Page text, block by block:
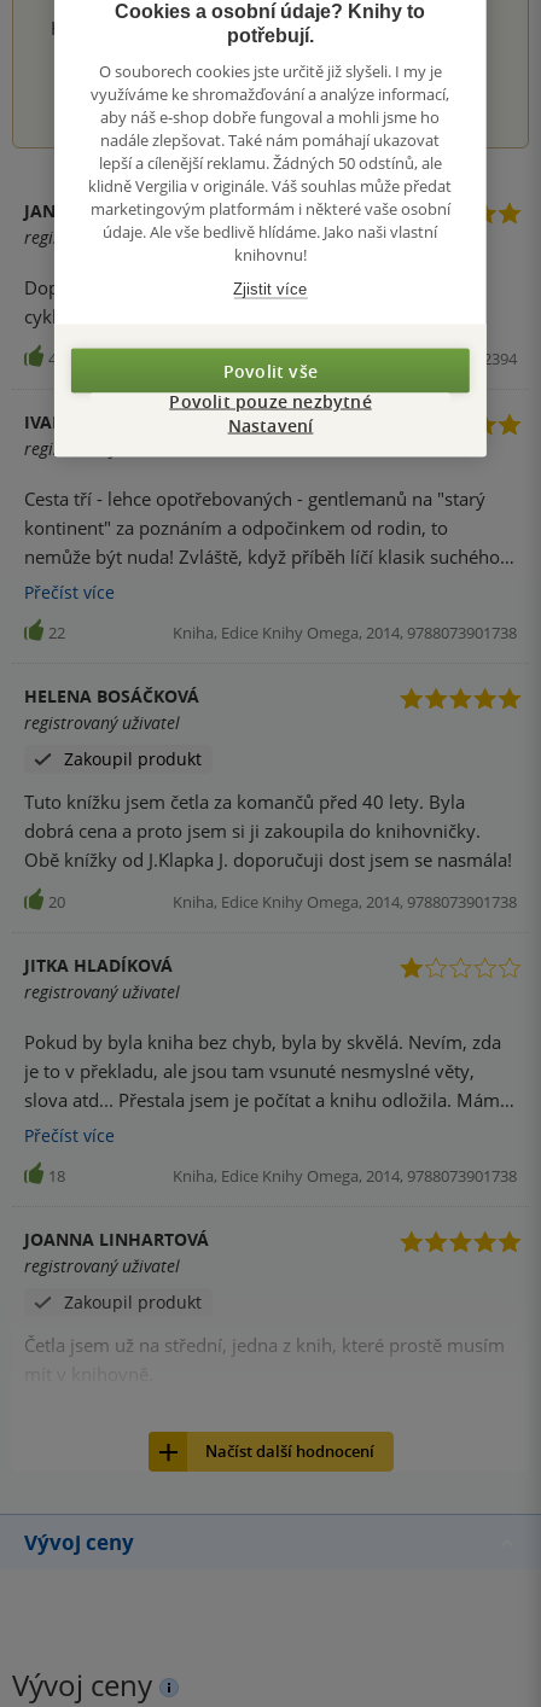
Hodnocení našich knihkupců: 0.0 z 5
1 2 3 4 5
JANA H.
registrovaný uživatel
Doporučuji k poslechu .Skvělé pokračování tří mužů na
cyklistickém výletě.
48 Audiokniha, Tympanum, 2017, 8594072272394
IVANA FRIDRICHOVÁ
registrovaný uživatel
Cesta tří - lehce opotřebovaných - gentlemanů na "starý
kontinent" za poznáním a odpočinkem od rodin, to
nemůže být nuda! Zvláště, když příběh líčí klasik suchého
anglického humoru. Doporučuji do každé knihovničky! :-)
Přečíst více
22 Kniha, Edice Knihy Omega, 2014, 9788073901738
HELENA BOSÁČKOVÁ
registrovaný uživatel
Zakoupil produkt
Tuto knížku jsem četla za komančů před 40 lety. Byla
dobrá cena a proto jsem si ji zakoupila do knihovničky.
Obě knížky od J.Klapka J. doporučuji dost jsem se nasmála!
20 Kniha, Edice Knihy Omega, 2014, 9788073901738
JITKA HLADÍKOVÁ
registrovaný uživatel
Pokud by byla kniha bez chyb, byla by skvělá. Nevím, zda
je to v překladu, ale jsou tam vsunuté nesmyslné věty,
slova atd... Přestala jsem je počítat a knihu odložila. Mám
spisovatele moc ráda a nechci si to pokazit "odfláknutým"
vydáním.
Přečíst více
18 Kniha, Edice Knihy Omega, 2014, 9788073901738
JOANNA LINHARTOVÁ
registrovaný uživatel
Zakoupil produkt
Četla jsem už na střední, jedna z knih, které prostě musím
Načíst další hodnocení
Vývoj ceny
Vývoj ceny
Cookies a osobní údaje? Knihy to
potřebují.
O souborech cookies jste určitě již slyšeli. I my je
využíváme ke shromažďování a analýze informací,
aby náš e-shop dobře fungoval a mohli jsme ho
nadále zlepšovat. Také nám pomáhají ukazovat
lepší a cílenější reklamu. Žádných 50 odstínů, ale
klidně Vergilia v originále. Váš souhlas může předat
marketingovým platformám i některé vaše osobní
údaje. Ale vše bedlivě hlídáme. Jako naši vlastní
knihovnu!
Zjistit více
Povolit vše
Povolit pouze nezbytné
Nastavení